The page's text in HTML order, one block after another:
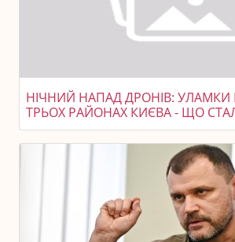
НІЧНИЙ НАПАД ДРОНІВ: УЛАМКИ
ТРЬОХ РАЙОНАХ КИЄВА - ЩО